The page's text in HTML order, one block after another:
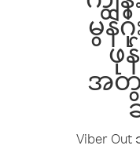
မွန်
ဖု
အတွ
Viber